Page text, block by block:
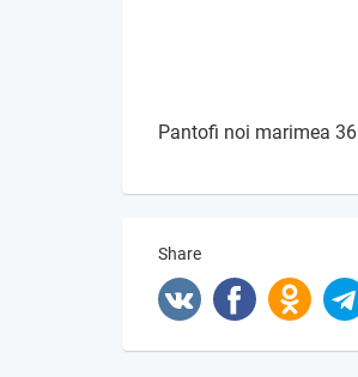
Pantofi noi marimea 36
Share